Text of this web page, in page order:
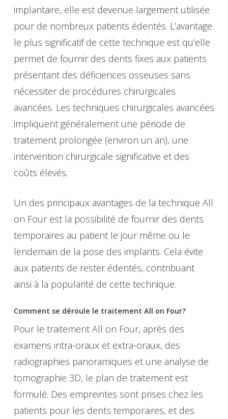
implantaire, elle est devenue largement utilisée
pour de nombreux patients édentés. L’avantage
le plus significatif de cette technique est qu’elle
permet de fournir des dents fixes aux patients
présentant des déficiences osseuses sans
nécessiter de procédures chirurgicales
avancées. Les techniques chirurgicales avancées
impliquent généralement une période de
traitement prolongée (environ un an), une
intervention chirurgicale significative et des
coûts élevés.
Un des principaux avantages de la technique All
on Four est la possibilité de fournir des dents
temporaires au patient le jour même ou le
lendemain de la pose des implants. Cela évite
aux patients de rester édentés, contribuant
ainsi à la popularité de cette technique.
Comment se déroule le traitement All on Four?
Pour le traitement All on Four, après des
examens intra-oraux et extra-oraux, des
radiographies panoramiques et une analyse de
tomographie 3D, le plan de traitement est
formulé. Des empreintes sont prises chez les
patients pour les dents temporaires, et des